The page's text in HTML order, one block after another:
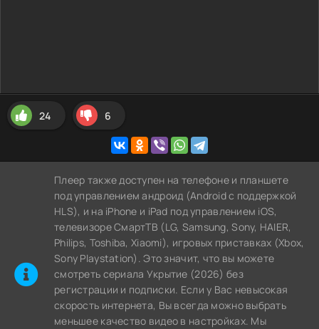
24 6
Плеер также доступен на телефоне и планшете
под управлением андроид (Android с поддержкой
HLS), и на iPhone и iPad под управлением iOS,
телевизоре СмартТВ (LG, Samsung, Sony, HAIER,
Philips, Toshiba, Xiaomi), игровых приставках (Xbox,
Sony Playstation). Это значит, что вы можете
cмотреть сериала Укрытие (2026) без
регистрации и подписки. Если у Вас невысокая
скорость интернета, Вы всегда можно выбрать
меньшее качество видео в настройках. Мы